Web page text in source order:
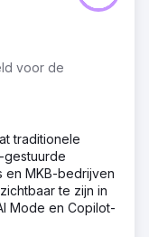
digitale strategie,
digitale
en social media
opleverden.
in kaart
data-
campagnes
e-mailmarketing
voor de
traditionele
gestuurde
en MKB-bedrijven
te zijn in
Mode en Copilot-